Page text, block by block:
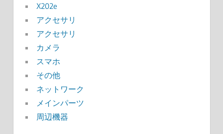
X202e
アクセサリ
アクセサリ
カメラ
スマホ
その他
ネットワーク
メインパーツ
周辺機器